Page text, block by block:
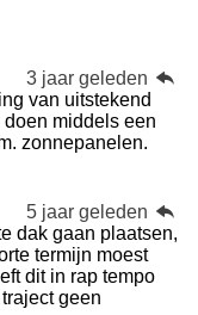
3 jaar geleden
van uitstekend
middels een
zonnepanelen.
5 jaar geleden
dak gaan plaatsen,
termijn moest
dit in rap tempo
geen